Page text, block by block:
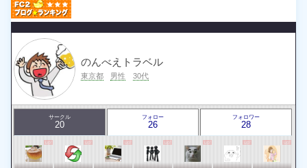
のんべえトラベル
東京都 男性 30代
サークル
20
フォロー
26
フォロワー
28